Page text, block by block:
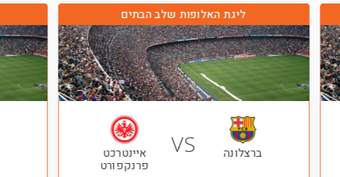
ליגת האלופות שלב הבתים
ברצלונה VS איינטרכט
פרנקפורט